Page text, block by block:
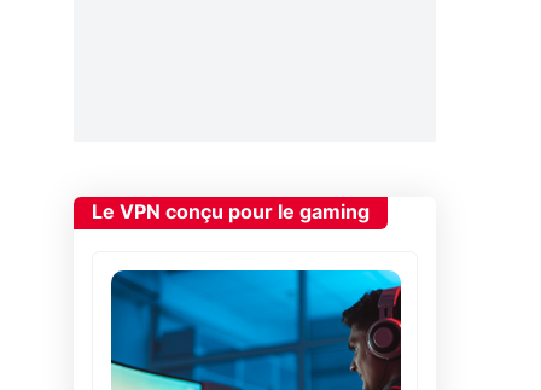
Le VPN conçu pour le gaming